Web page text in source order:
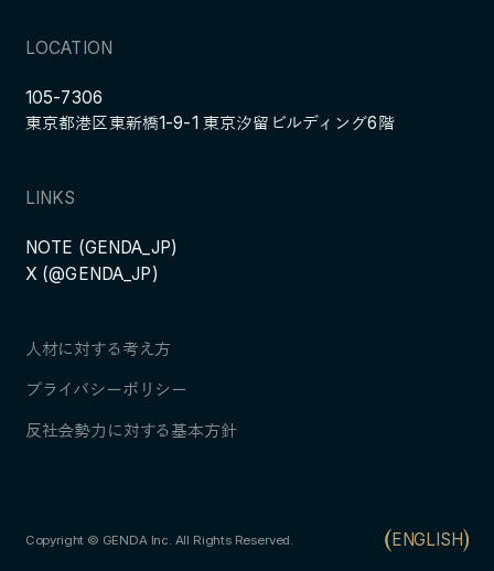
LOCATION
105-7306
東京都港区東新橋1-9-1 東京汐留ビルディング6階
LINKS
NOTE (GENDA_JP)
X (@GENDA_JP)
人材に対する考え方
プライバシーポリシー
反社会勢力に対する基本方針
Copyright © GENDA Inc. All Rights Reserved. ENGLISH